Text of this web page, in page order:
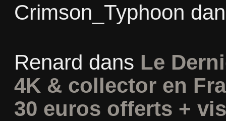
Crimson_Typhoon
Renard dans Le
4K & collector en
30 euros offerts +